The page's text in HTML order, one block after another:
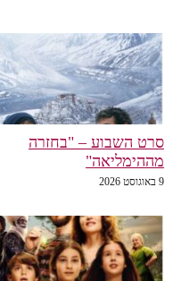
סרט השבוע – "בחזרה
מההימליאה"
9 באוגוסט 2026